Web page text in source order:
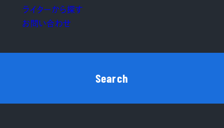
ライターから探す
お問い合わせ
Search